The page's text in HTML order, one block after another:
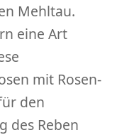
Mehltau.
eine Art
mit Rosen-
den
des Reben